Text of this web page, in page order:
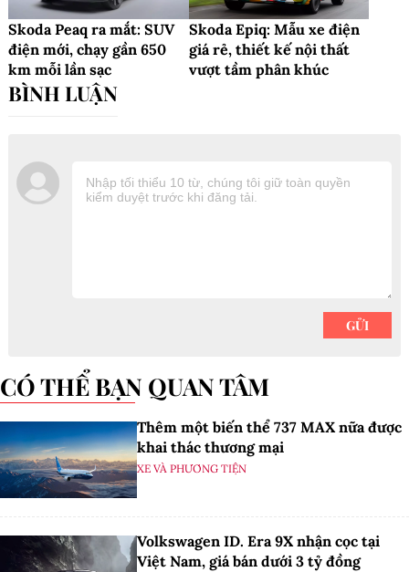
Skoda Peaq ra mắt: SUV
điện mới, chạy gần 650
km mỗi lần sạc
Skoda Epiq: Mẫu xe điện
giá rẻ, thiết kế nội thất
vượt tầm phân khúc
CÓ THỂ BẠN QUAN TÂM
Thêm một biến thể 737 MAX nữa được
khai thác thương mại
XE VÀ PHƯƠNG TIỆN
Volkswagen ID. Era 9X nhận cọc tại
Việt Nam, giá bán dưới 3 tỷ đồng